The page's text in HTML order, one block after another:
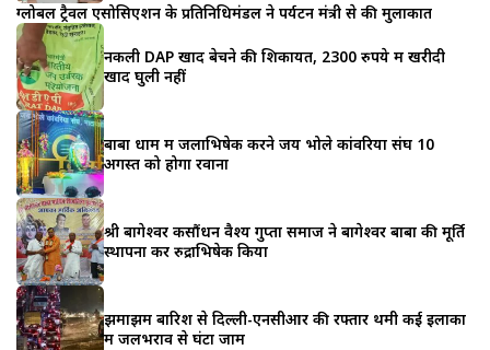
ग्लोबल ट्रैवल एसोसिएशन के प्रतिनिधिमंडल ने पर्यटन मंत्री से की मुलाकात
नकली DAP खाद बेचने की शिकायत, 2300 रुपये में खरीदी
खाद घुली नहीं
बाबा धाम में जलाभिषेक करने जय भोले कांवरिया संघ 10
अगस्त को होगा रवाना
श्री बागेश्वर कसौंधन वैश्य गुप्ता समाज ने बागेश्वर बाबा की मूर्ति
स्थापना कर रुद्राभिषेक किया
झमाझम बारिश से दिल्ली-एनसीआर की रफ्तार थमी कई इलाकों
में जलभराव से घंटों जाम